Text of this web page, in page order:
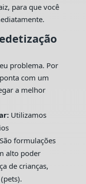
para que você
problema. Por
com um
a melhor
Utilizamos
formulações
alto poder
de crianças,